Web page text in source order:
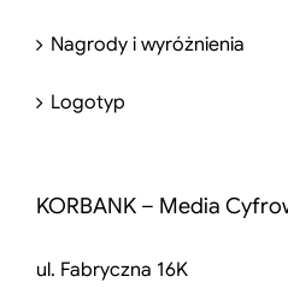
Nagrody i wyróżnienia
Logotyp
KORBANK – Media
ul. Fabryczna 16K